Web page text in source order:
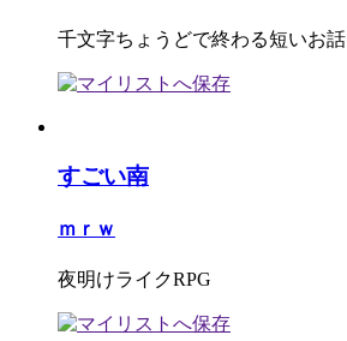
千文字ちょうどで終わる短いお話
すごい南
ｍｒｗ
夜明けライクRPG